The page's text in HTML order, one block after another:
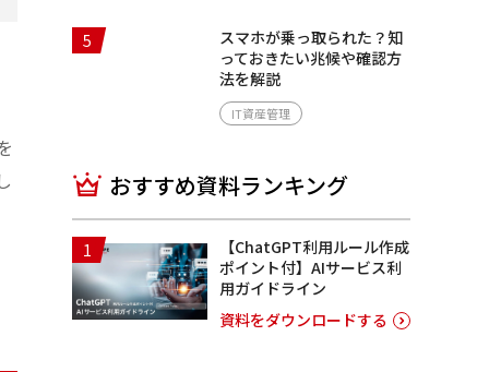
5
スマホが乗っ取られた？知
っておきたい兆候や確認方
法を解説
IT資産管理
おすすめ資料ランキング
1
【ChatGPT利用ルール作成
ポイント付】AIサービス利
用ガイドライン
資料をダウンロードする